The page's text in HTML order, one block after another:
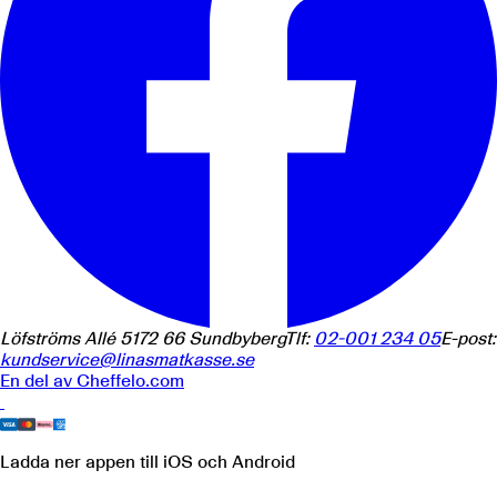
Löfströms Allé 5172 66 SundbybergTlf: 02-001 234 05E-post:
kundservice@linasmatkasse.se
En del av Cheffelo.com
Ladda ner appen till iOS och Android